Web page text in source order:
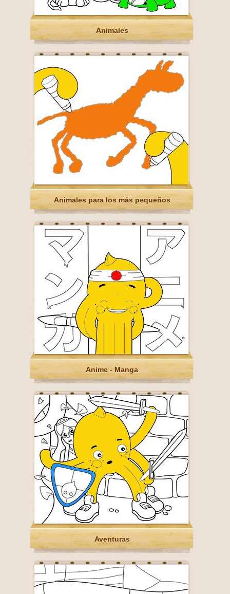
Animales
Animales para los más pequeños
Anime - Manga
Aventuras